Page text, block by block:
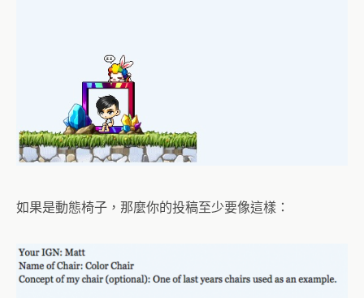
如果是動態椅子，那麼你的投稿至少要像這樣：